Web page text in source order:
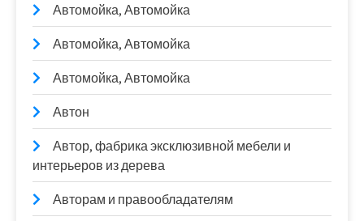
Автомойка, Автомойка
Автомойка, Автомойка
Автомойка, Автомойка
Автон
Автор, фабрика эксклюзивной мебели и
интерьеров из дерева
Авторам и правообладателям